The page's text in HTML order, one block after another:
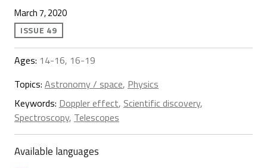
March 7, 2020
ISSUE 49
Ages: 14-16, 16-19
Topics: Astronomy / space, Physics
Keywords: Doppler effect, Scientific discovery,
Spectroscopy, Telescopes
Available languages